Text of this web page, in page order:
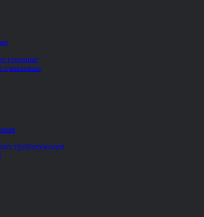
стальные
приварные
трубопроводов